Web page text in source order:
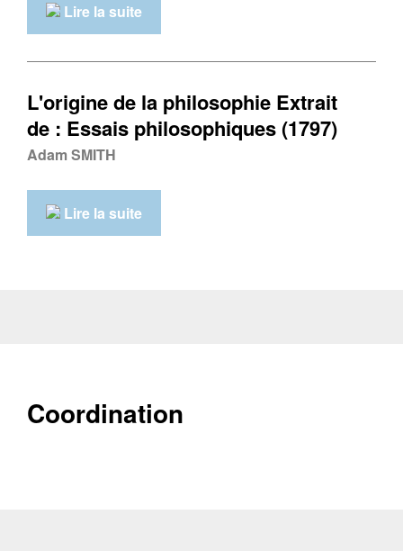
Lire la suite
L'origine de la philosophie Extrait
de : Essais philosophiques (1797)
Adam SMITH
Lire la suite
Coordination